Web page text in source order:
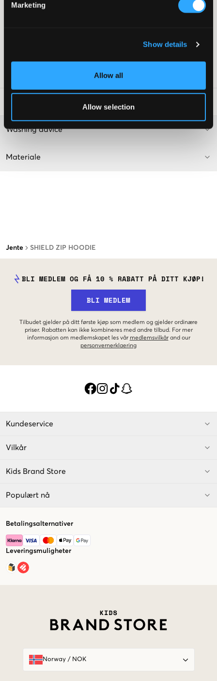
Marketing
Show details
Allow all
Allow selection
Jente SHIELD ZIP HOODIE
Ribbestrikkede mansjetter
Washing advice
Materiale
BLI MEDLEM OG FÅ 10 % RABATT PÅ DITT KJØP!
BLI MEDLEM
Tilbudet gjelder på ditt første kjøp som medlem og gjelder ordinære
priser. Rabatten kan ikke kombineres med andre tilbud. For mer
informasjon om medlemskapet les vår medlemsvilkår and our
personvernerklaering
Kundeservice
Vilkår
Kids Brand Store
Populært nå
Betalingsalternativer
Leveringsmuligheter
Norway/ NOK